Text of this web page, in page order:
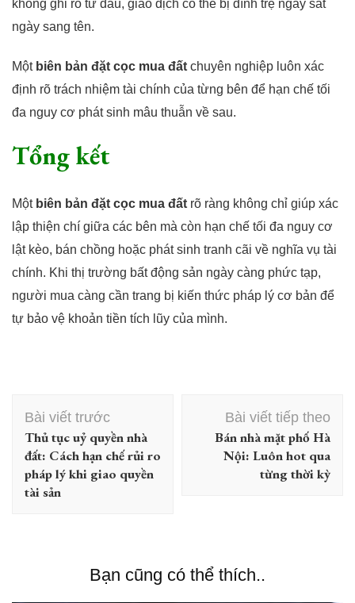
không ghi rõ từ đầu, giao dịch có thể bị đình trệ ngay sát
ngày sang tên.
Một biên bản đặt cọc mua đất chuyên nghiệp luôn xác
định rõ trách nhiệm tài chính của từng bên để hạn chế tối
đa nguy cơ phát sinh mâu thuẫn về sau.
Tổng kết
Một biên bản đặt cọc mua đất rõ ràng không chỉ giúp xác
lập thiện chí giữa các bên mà còn hạn chế tối đa nguy cơ
lật kèo, bán chồng hoặc phát sinh tranh cãi về nghĩa vụ tài
chính. Khi thị trường bất động sản ngày càng phức tạp,
người mua càng cần trang bị kiến thức pháp lý cơ bản để
tự bảo vệ khoản tiền tích lũy của mình.
hướng
bài
viết
Bài viết trước
Thủ tục uỷ quyền nhà
đất: Cách hạn chế rủi ro
pháp lý khi giao quyền
tài sản
Bài viết tiếp theo
Bán nhà mặt phố Hà
Nội: Luôn hot qua
từng thời kỳ
Bạn cũng có thể thích..